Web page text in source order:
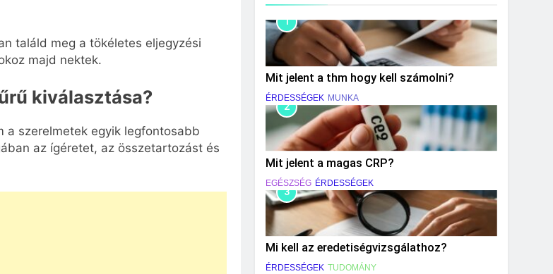
találd meg a tökéletes eljegyzési
majd nektek.
kiválasztása?
a szerelmetek egyik legfontosabb
az ígéretet, az összetartozást és
1
Mit jelent a thm hogy kell számolni?
ÉRDESSÉGEK MUNKA
2
Mit jelent a magas CRP?
EGÉSZSÉG ÉRDESSÉGEK
3
Mi kell az eredetiségvizsgálathoz?
ÉRDESSÉGEK TUDOMÁNY